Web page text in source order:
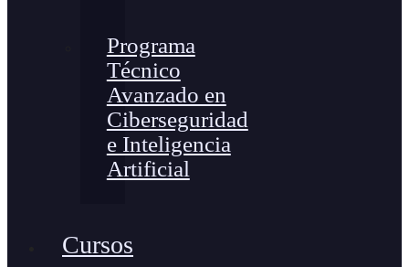
Programa
Técnico
Avanzado en
Ciberseguridad
e Inteligencia
Artificial
Cursos